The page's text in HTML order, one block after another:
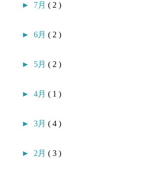
► 7月( 2 )
►6月( 2 )
► 5月( 2 )
►4月( 1 )
►3月( 4 )
► 2月( 3 )